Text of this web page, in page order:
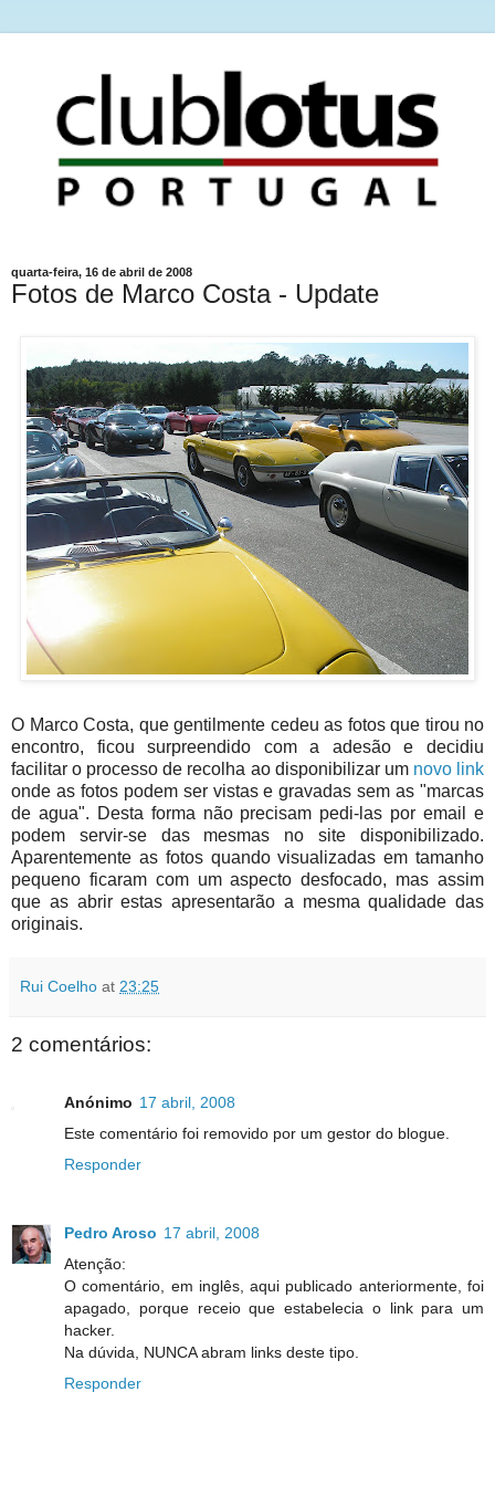
quarta-feira, 16 de abril de 2008
Fotos de Marco Costa - Update
O Marco Costa, que gentilmente cedeu as fotos que tirou no
encontro, ficou surpreendido com a adesão e decidiu
facilitar o processo de recolha ao disponibilizar um novo link
onde as fotos podem ser vistas e gravadas sem as "marcas
de agua". Desta forma não precisam pedi-las por email e
podem servir-se das mesmas no site disponibilizado.
Aparentemente as fotos quando visualizadas em tamanho
pequeno ficaram com um aspecto desfocado, mas assim
que as abrir estas apresentarão a mesma qualidade das
originais.
Rui Coelho at 23:25
2 comentários:
Anónimo 17 abril, 2008
Este comentário foi removido por um gestor do blogue.
Responder
Pedro Aroso 17 abril, 2008
Atenção:
O comentário, em inglês, aqui publicado anteriormente, foi
apagado, porque receio que estabelecia o link para um
hacker.
Na dúvida, NUNCA abram links deste tipo.
Responder